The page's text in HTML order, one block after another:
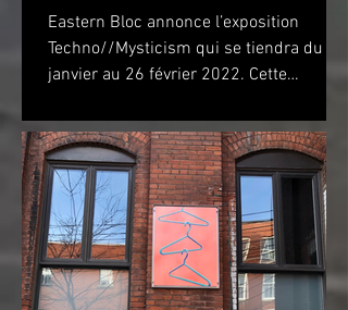
Eastern Bloc annonce l’exposition
Techno//Mysticism qui se tiendra du 22
janvier au 26 février 2022. Cette